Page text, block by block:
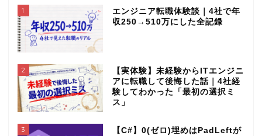
1
エンジニア転職体験談｜4社で年
収250→510万にした全記録
2
【実体験】未経験からITエンジニ
アに転職して後悔した話｜4社経
験してわかった「最初の選択ミ
ス」
3
【C#】0(ゼロ)埋めはPadLeftが